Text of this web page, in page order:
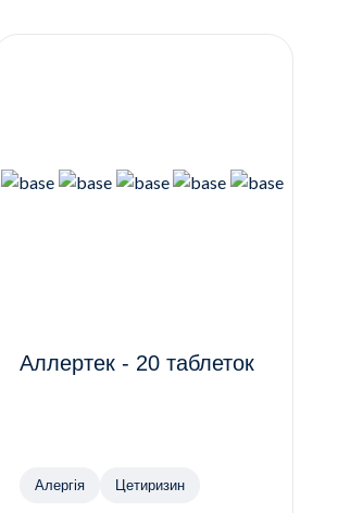
Аллертек - 20 таблеток
Алергія Цетиризин